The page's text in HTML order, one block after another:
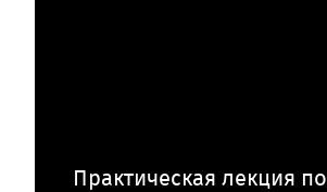
Практическая лекция по